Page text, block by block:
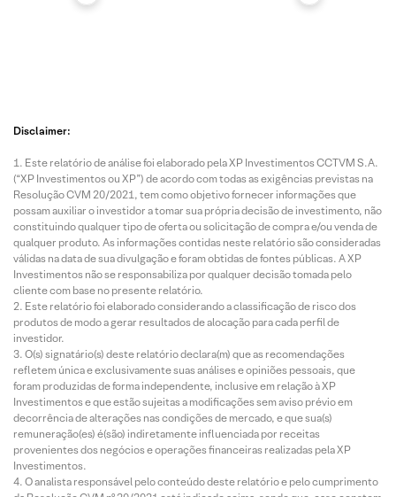
Disclaimer:
Este relatório de análise foi elaborado pela XP Investimentos CCTVM S.A.
(“XP Investimentos ou XP”) de acordo com todas as exigências previstas na
Resolução CVM 20/2021, tem como objetivo fornecer informações que
possam auxiliar o investidor a tomar sua própria decisão de investimento, não
constituindo qualquer tipo de oferta ou solicitação de compra e/ou venda de
qualquer produto. As informações contidas neste relatório são consideradas
válidas na data de sua divulgação e foram obtidas de fontes públicas. A XP
Investimentos não se responsabiliza por qualquer decisão tomada pelo
cliente com base no presente relatório.
Este relatório foi elaborado considerando a classificação de risco dos
produtos de modo a gerar resultados de alocação para cada perfil de
investidor.
O(s) signatário(s) deste relatório declara(m) que as recomendações
refletem única e exclusivamente suas análises e opiniões pessoais, que
foram produzidas de forma independente, inclusive em relação à XP
Investimentos e que estão sujeitas a modificações sem aviso prévio em
decorrência de alterações nas condições de mercado, e que sua(s)
remuneração(es) é(são) indiretamente influenciada por receitas
provenientes dos negócios e operações financeiras realizadas pela XP
Investimentos.
O analista responsável pelo conteúdo deste relatório e pelo cumprimento